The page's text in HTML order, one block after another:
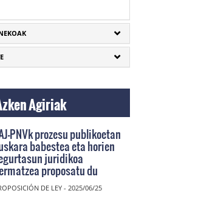
Agiriak
PNVk prozesu publikoetan
babestea eta horien
juridikoa
proposatu du
DE LEY - 2025/06/25